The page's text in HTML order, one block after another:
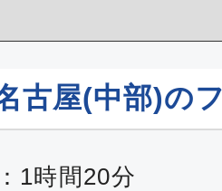
古屋(中部)の
1時間20分